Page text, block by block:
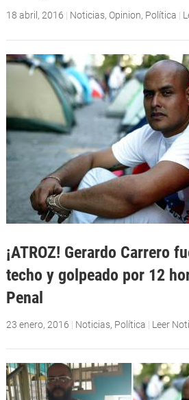
18 abril, 2016 | Noticias, Opinion, Política |
¡ATROZ! Gerardo Carrero
techo y golpeado por 12
Penal
23 enero, 2016 | Noticias, Política | Leer